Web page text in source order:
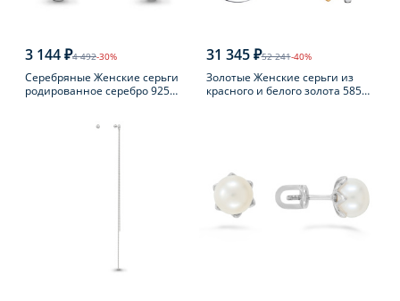
3 144 ₽4 492-30%
Серебряные Женские серьги
родированное серебро 925
31 345 ₽52 241-40%
Золотые Женские серьги из
красного и белого золота 585